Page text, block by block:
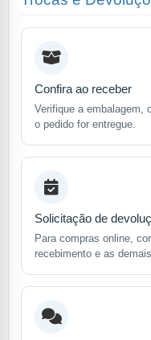
Confira ao receber
Verifique a embalagem,
o pedido for entregue.
Solicitação de
Para compras online,
recebimento e as